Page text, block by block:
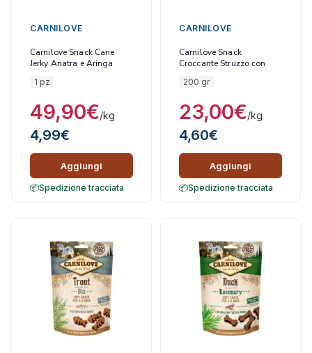
CARNILOVE
Carnilove Snack Cane
Jerky Anatra e Aringa
1 pz
4,99€
49,90€/kg
Aggiungi
Spedizione tracciata
CARNILOVE
Carnilove Snack
Croccante Struzzo con
200 gr
4,60€
23,00€/kg
Aggiungi
Spedizione tracciata